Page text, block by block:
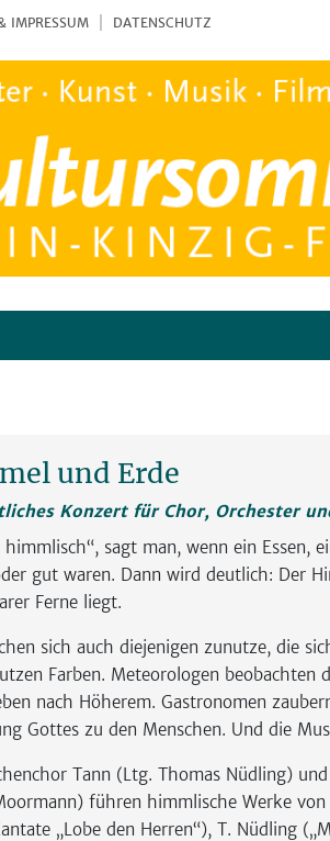
IMPRESSUM DATENSCHUTZ
und Erde
Konzert für Chor, Orchester
himmlisch“, sagt man, wenn ein Essen,
gut waren. Dann wird deutlich: Der
Ferne liegt.
sich auch diejenigen zunutze, die
Farben. Meteorologen beobachten
nach Höherem. Gastronomen
Gottes zu den Menschen. Und die
Tann (Ltg. Thomas Nüdling)
führen himmlische Werke
„Lobe den Herren“), T. Nüdling